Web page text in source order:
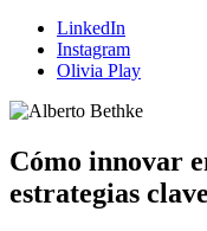
LinkedIn
Instagram
Olivia Play
Cómo innovar
estrategias clave